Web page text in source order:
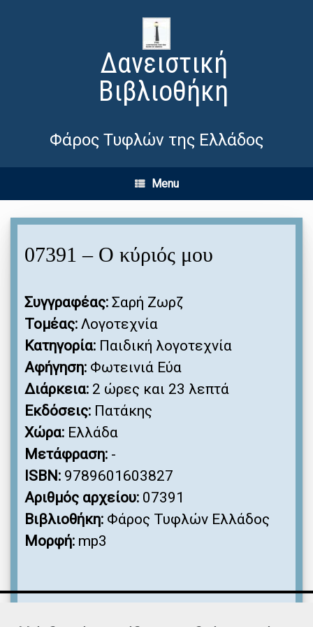
Δανειστική
Βιβλιοθήκη
Φάρος Τυφλών της Ελλάδος
Menu
07391 – Ο κύριός μου
Συγγραφέας: Σαρή Ζωρζ
Τομέας: Λογοτεχνία
Κατηγορία: Παιδική λογοτεχνία
Αφήγηση: Φωτεινιά Εύα
Διάρκεια: 2 ώρες και 23 λεπτά
Εκδόσεις: Πατάκης
Χώρα: Ελλάδα
Μετάφραση: -
ISBN: 9789601603827
Αριθμός αρχείου: 07391
Βιβλιοθήκη: Φάρος Τυφλών Ελλάδος
Μορφή: mp3